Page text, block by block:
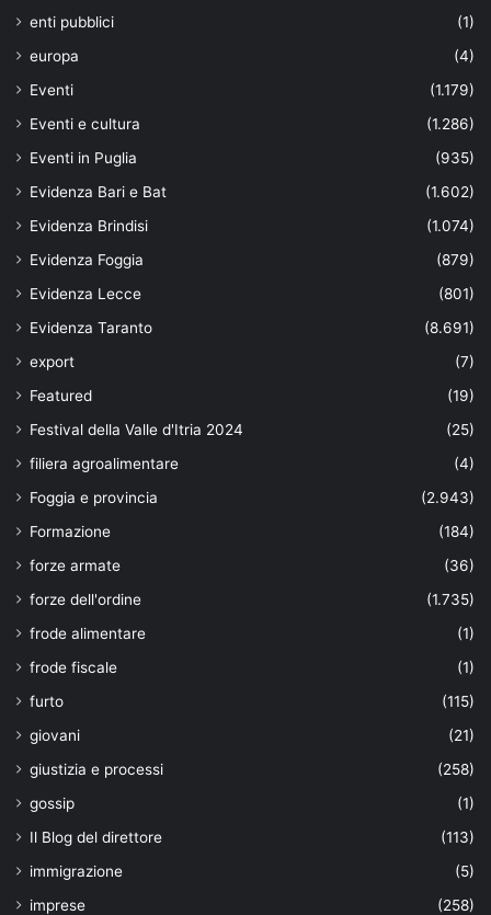
enti pubblici
(1)
europa
(4)
Eventi
(1.179)
Eventi e cultura
(1.286)
Eventi in Puglia
(935)
Evidenza Bari e Bat
(1.602)
Evidenza Brindisi
(1.074)
Evidenza Foggia
(879)
Evidenza Lecce
(801)
Evidenza Taranto
(8.691)
export
(7)
Featured
(19)
Festival della Valle d'Itria 2024
(25)
filiera agroalimentare
(4)
Foggia e provincia
(2.943)
Formazione
(184)
forze armate
(36)
forze dell'ordine
(1.735)
frode alimentare
(1)
frode fiscale
(1)
furto
(115)
giovani
(21)
giustizia e processi
(258)
gossip
(1)
Il Blog del direttore
(113)
immigrazione
(5)
imprese
(258)